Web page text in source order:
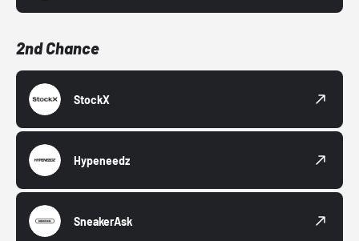
2nd Chance
StockX
Hypeneedz
SneakerAsk